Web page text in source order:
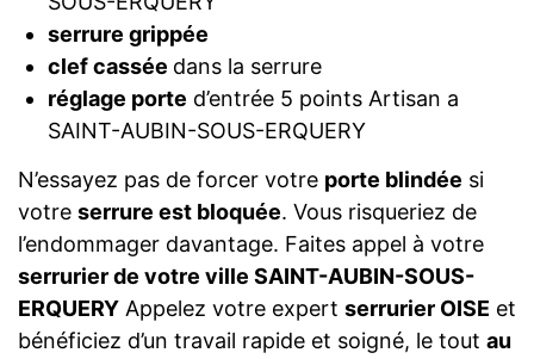
serrure grippée
clef cassée dans la serrure
réglage porte d’entrée 5 points Artisan a
SAINT-AUBIN-SOUS-ERQUERY
N’essayez pas de forcer votre porte blindée si
votre serrure est bloquée. Vous risqueriez de
l’endommager davantage. Faites appel à votre
serrurier de votre ville SAINT-AUBIN-SOUS-
ERQUERY Appelez votre expert serrurier OISE et
bénéficiez d’un travail rapide et soigné, le tout au